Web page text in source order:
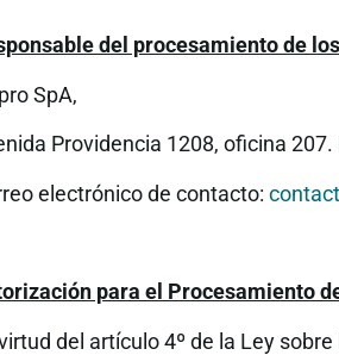
del procesamiento de
SpA,
Providencia 1208, oficina
electrónico de contacto:
para el Procesamiento
del artículo 4º de la Ley